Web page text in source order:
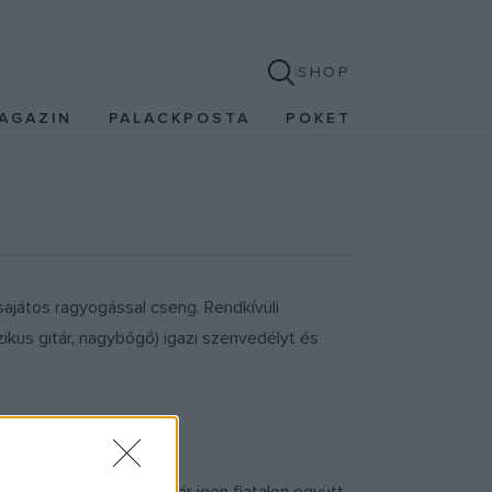
SHOP
PALACKPOSTA POKET
ragyogással cseng. Rendkívüli
gitár, nagybőgő) igazi szenvedélyt és